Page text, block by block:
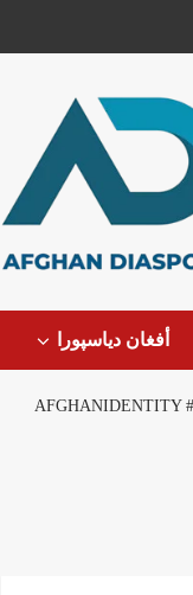
أفغان دیاسپورا